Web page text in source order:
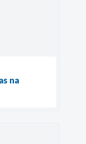
na